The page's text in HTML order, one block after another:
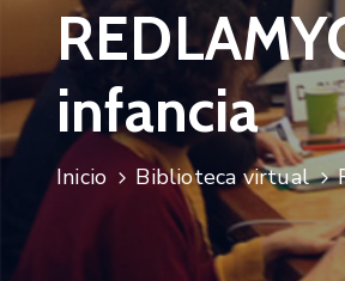
infancia
Inicio Biblioteca virtual